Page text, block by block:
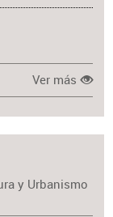
Ver más
y Urbanismo